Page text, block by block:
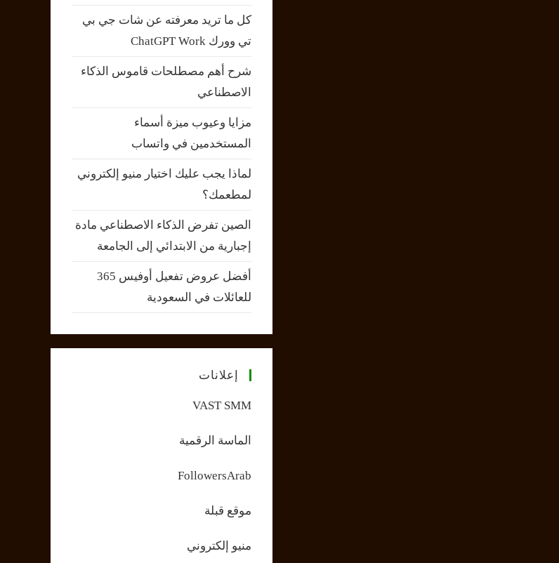
كل ما تريد معرفته عن شات جي بي
تي وورك ChatGPT Work
شرح أهم مصطلحات قاموس الذكاء
الاصطناعي
مزايا وعيوب ميزة أسماء
المستخدمين في واتساب
لماذا يجب عليك اختيار منيو إلكتروني
لمطعمك؟
الصين تفرض الذكاء الاصطناعي مادة
إجبارية من الابتدائي إلى الجامعة
أفضل عروض تفعيل أوفيس 365
للعائلات في السعودية
إعلانات
VAST SMM
الماسة الرقمية
FollowersArab
موقع قبلة
منيو إلكتروني